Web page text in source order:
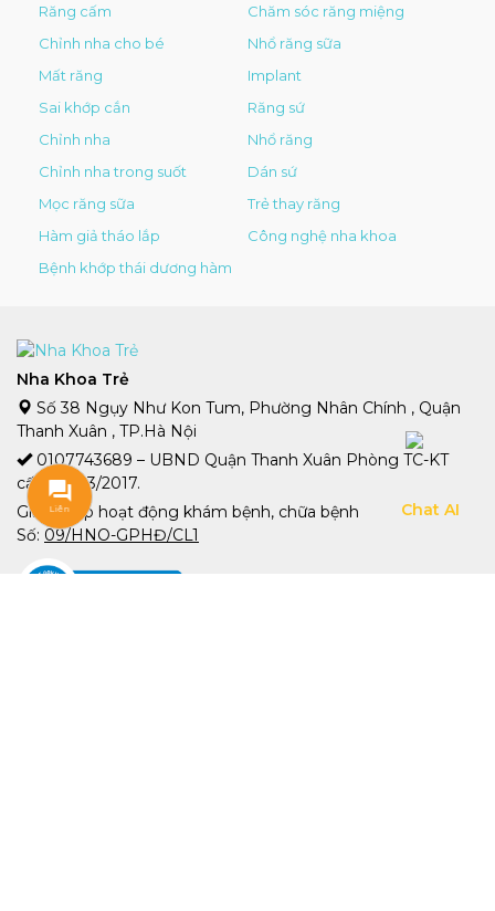
Răng cấm
Chăm sóc răng miệng
Chỉnh nha cho bé
Nhổ răng sữa
Mất răng
Implant
Sai khớp cắn
Răng sứ
Chỉnh nha
Nhổ răng
Chỉnh nha trong suốt
Dán sứ
Mọc răng sữa
Trẻ thay răng
Hàm giả tháo lắp
Công nghệ nha khoa
Bệnh khớp thái dương hàm
Nha Khoa Trẻ
Số 38 Ngụy Như Kon Tum, Phường Nhân Chính , Quận
Thanh Xuân , TP.Hà Nội
0107743689 – UBND Quận Thanh Xuân Phòng TC-KT
cấp 08/03/2017.
Giấy phép hoạt động khám bệnh, chữa bệnh
Số: 09/HNO-GPHĐ/CL1
Liên
Liên